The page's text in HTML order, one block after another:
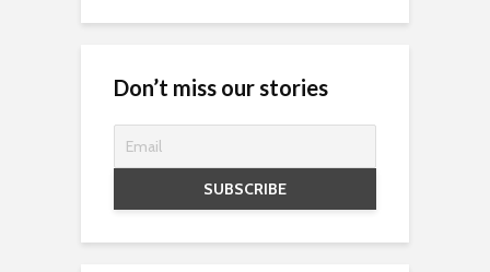
Don’t miss our stories